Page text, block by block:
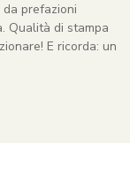
prefazioni
Qualità di stampa
E ricorda: un